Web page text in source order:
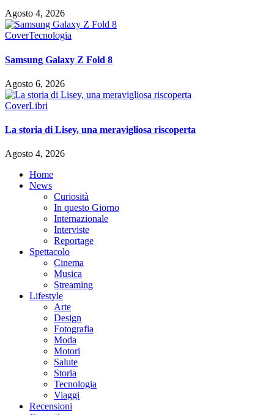
Agosto 4, 2026
CoverTecnologia
Samsung Galaxy Z Fold 8
Agosto 6, 2026
CoverLibri
La storia di Lisey, una meravigliosa riscoperta
Agosto 4, 2026
Home
News
Curiosità
In questo Giorno
Internazionale
Interviste
Reportage
Spettacolo
Cinema
Musica
Streaming
Lifestyle
Arte
Design
Fotografia
Moda
Motori
Salute
Storia
Tecnologia
Viaggi
Recensioni